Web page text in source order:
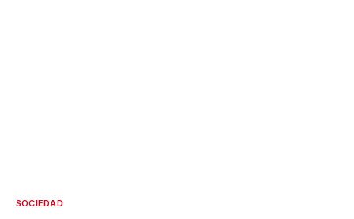
SOCIEDAD